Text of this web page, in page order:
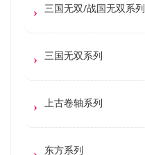
三国无双/战国无双系列
三国无双系列
上古卷轴系列
东方系列